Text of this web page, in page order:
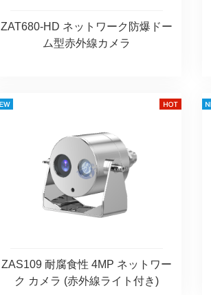
ZAT680-HD ネットワーク防爆ドー
ム型赤外線カメラ
ZAS109 耐腐食性 4MP ネットワー
ク カメラ (赤外線ライト付き)